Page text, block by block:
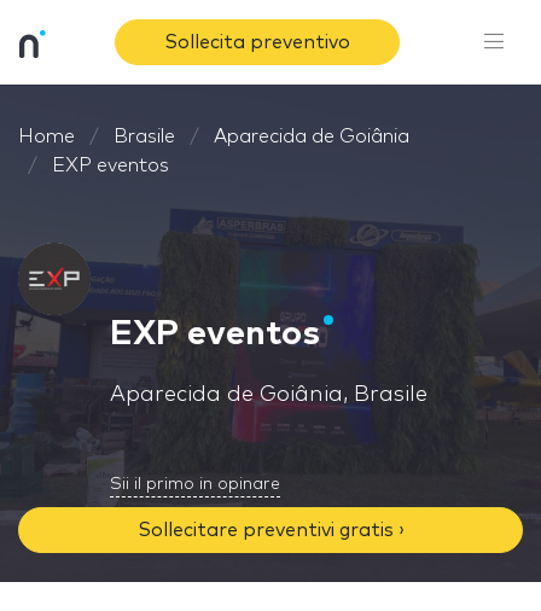
Sollecita preventivo
Home Brasile
Aparecida de Goiânia
EXP eventos
EXP eventos
Aparecida de Goiânia, Brasile
Sii il primo in opinare
Sollecitare preventivi gratis ›